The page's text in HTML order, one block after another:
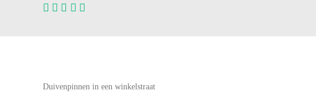
Duivenpinnen in een winkelstraat